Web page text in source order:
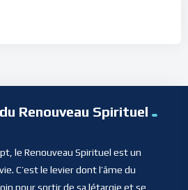
Renouveau Spirituel
le Renouveau Spirituel est un
C’est le levier dont l’âme du
pour sortir de sa létargie et se